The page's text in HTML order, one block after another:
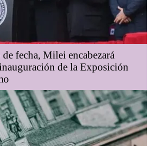
fecha, Milei encabezará
de la Exposición